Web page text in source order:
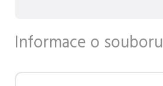
Informace o souboru